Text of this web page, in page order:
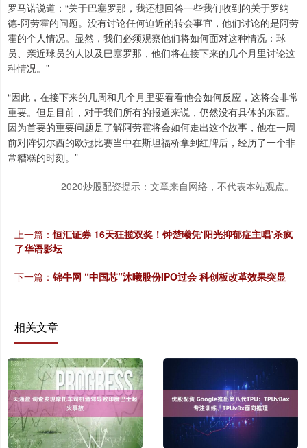
罗马诺说道：“关于巴塞罗那，我还想回答一些我们收到的关于罗纳
德-阿劳霍的问题。没有讨论任何迫近的转会事宜，他们讨论的是阿劳
霍的个人情况。显然，我们必须观察他们将如何面对这种情况：球
员、亲近球员的人以及巴塞罗那，他们将在接下来的几个月里讨论这
种情况。”
“因此，在接下来的几周和几个月里要看看他会如何反应，这将会非常
重要。但是目前，对于我们所有的报道来说，仍然没有具体的东西。
因为首要的重要问题是了解阿劳霍将会如何走出这个故事，他在一周
前对阵切尔西的欧冠比赛当中在斯坦福桥拿到红牌后，经历了一个非
常糟糕的时刻。”
2020炒股配资提示：文章来自网络，不代表本站观点。
上一篇：恒汇证券 16天狂揽双奖！钟楚曦凭‘阳光抑郁症主唱’杀疯
了华语影坛
下一篇： 锦牛网 “中国芯”沐曦股份IPO过会 科创板改革效果突显
相关文章